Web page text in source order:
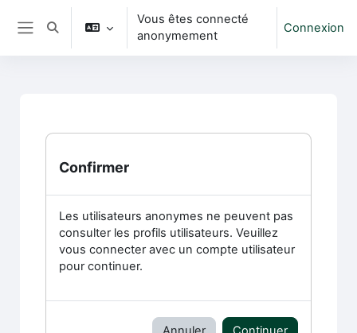
Passer au contenu principal
Activer/désactiver la saisie de recherche
Vous êtes connecté
anonymement
Connexion
Confirmer
Les utilisateurs anonymes ne peuvent pas
consulter les profils utilisateurs. Veuillez
vous connecter avec un compte utilisateur
pour continuer.